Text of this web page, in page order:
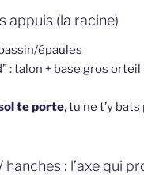
appuis (la racine)
épaules
: talon + base gros
te porte, tu ne t’y bats
hanches : l’axe qui